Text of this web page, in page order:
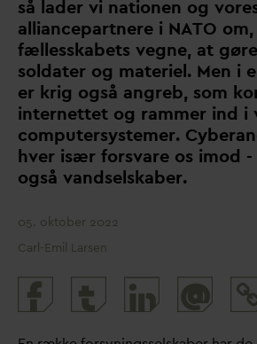
så lader vi nationen og
alliancepartnere i NATO
fællesskabets vegne, at
soldater og materiel. Men i
er krig også angreb, som
internettet og rammer ind i
computersystemer.
hver især forsvare os imod
også vandselskaber.
05. oktober 2022
Carl-Emil Larsen
@